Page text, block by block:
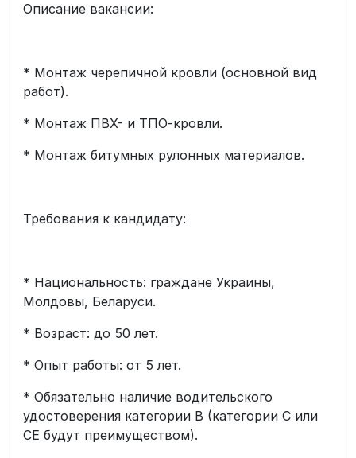
Описание вакансии:
* Монтаж черепичной кровли (основной вид
работ).
* Монтаж ПВХ- и ТПО-кровли.
* Монтаж битумных рулонных материалов.
Требования к кандидату:
* Национальность: граждане Украины,
Молдовы, Беларуси.
* Возраст: до 50 лет.
* Опыт работы: от 5 лет.
* Обязательно наличие водительского
удостоверения категории B (категории C или
CE будут преимуществом).